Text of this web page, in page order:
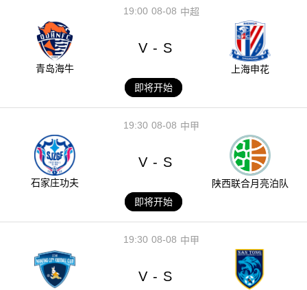
08-08
19:00 中超
青岛海牛
V - S
上海申花
即将开始
08-08
19:30 中甲
石家庄功夫
V - S
陕西联合月亮泊队
即将开始
08-08
19:30 中甲
V - S